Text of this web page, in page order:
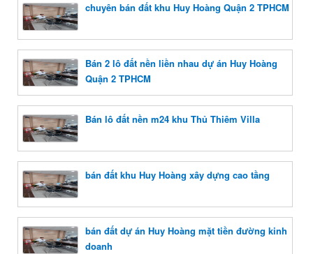
chuyên bán đất khu Huy Hoàng Quận 2 TPHCM
Bán 2 lô đất nền liền nhau dự án Huy Hoàng
Quận 2 TPHCM
Bán lô đất nền m24 khu Thủ Thiêm Villa
bán đất khu Huy Hoàng xây dựng cao tầng
bán đất dự án Huy Hoàng mặt tiền đường kinh
doanh